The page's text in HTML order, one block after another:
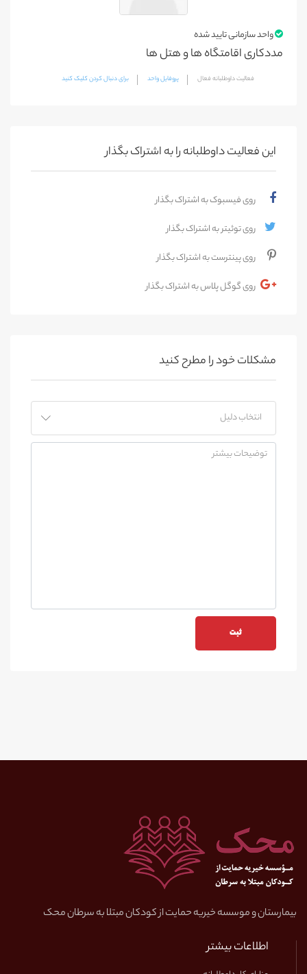
واحد سازمانی تایید شده
مددکاری اقامتگاه ها و هتل ها
فعالیت داوطلبانه فعال پروفایل واحد برای دنبال کردن کلیک کنید
این فعالیت‌ داوطلبانه را به اشتراک بگذار
روی فیسبوک به اشتراک بگذار
روی توئیتر به اشتراک بگذار
روی پینترست به اشتراک بگذار
روی گوگل پلاس به اشتراک بگذار
مشکلات خود را مطرح کنید
بیمارستان و موسسه خیریه حمایت از کودکان مبتلا به سرطان محک
اطلاعات بیشتر